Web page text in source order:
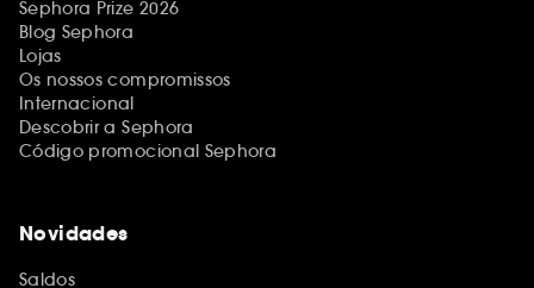
Sephora Prize 2026
Blog Sephora
Lojas
Os nossos compromissos
Internacional
Descobrir a Sephora
Código promocional Sephora
Novidades
Saldos